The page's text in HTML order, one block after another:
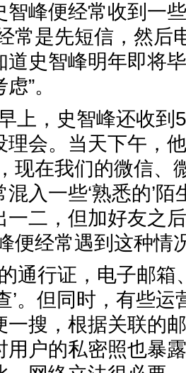
智峰便经常收到一
常是先短信，然后
道史智峰明年即将
”。
上，史智峰还收到
理会。当天下午，
现在我们的微信、
入一些‘熟悉的’
一二，但加好友之
便经常遇到这种情
通行证，电子邮
’。但同时，有些
一搜，根据关联的
用户的私密照也暴